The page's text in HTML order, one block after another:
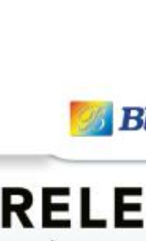
densitometer )
bisa merusak printhead